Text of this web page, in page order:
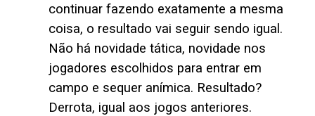
continuar fazendo exatamente a mesma
coisa, o resultado vai seguir sendo igual.
Não há novidade tática, novidade nos
jogadores escolhidos para entrar em
campo e sequer anímica. Resultado?
Derrota, igual aos jogos anteriores.